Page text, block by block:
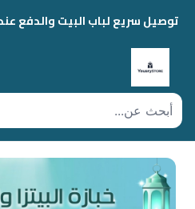
توصيل سريع لباب البيت والدفع